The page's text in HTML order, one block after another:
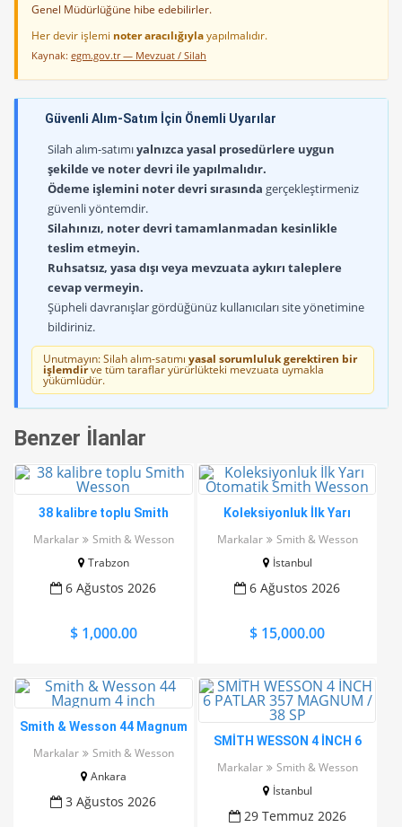
Genel Müdürlüğüne hibe edebilirler.
Her devir işlemi noter aracılığıylayapılmalıdır.
Kaynak: egm.gov.tr — Mevzuat / Silah
Güvenli Alım-Satım İçin Önemli Uyarılar
Silah alım-satımıyalnızca yasal prosedürlere uygun
şekilde ve noter devri ile yapılmalıdır.
Ödeme işlemini noter devri sırasında gerçekleştirmeniz
güvenli yöntemdir.
Silahınızı, noter devri tamamlanmadan kesinlikle
teslim etmeyin.
Ruhsatsız, yasa dışı veya mevzuata aykırı taleplere
cevap vermeyin.
Şüpheli davranışlar gördüğünüz kullanıcıları site yönetimine
bildiriniz.
Unutmayın: Silah alım-satımı yasal sorumluluk gerektiren bir
işlemdirve tüm taraflar yürürlükteki mevzuata uymakla
yükümlüdür.
Benzer İlanlar
38 kalibre toplu Smith
Markalar
Smith & Wesson
Trabzon
6 Ağustos 2026
$ 1,000.00
Koleksiyonluk İlk Yarı
Markalar
Smith & Wesson
İstanbul
6 Ağustos 2026
$ 15,000.00
Smith & Wesson 44 Magnum
Markalar
Smith & Wesson
Ankara
3 Ağustos 2026
SMİTH WESSON 4 İNCH 6
Markalar
Smith & Wesson
İstanbul
29 Temmuz 2026